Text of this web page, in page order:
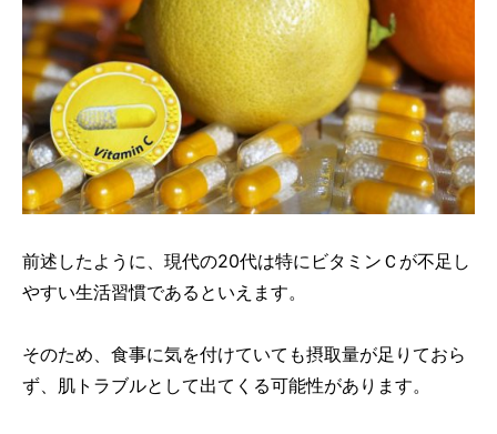
前述したように、現代の20代は特にビタミンＣが不足し
やすい生活習慣であるといえます。
そのため、食事に気を付けていても摂取量が足りておら
ず、肌トラブルとして出てくる可能性があります。